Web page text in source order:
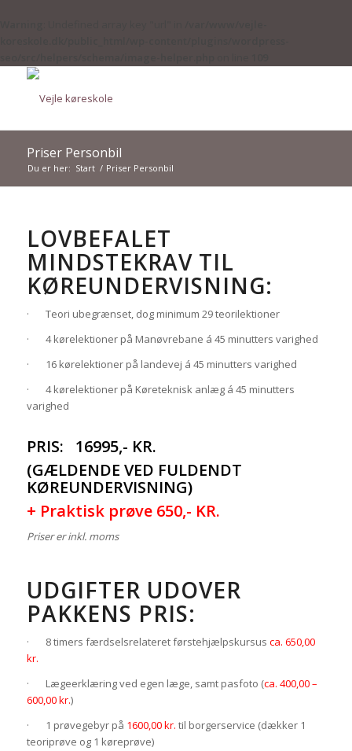
Priser Personbil
Du er her: Start / Priser Personbil
LOVBEFALET
MINDSTEKRAV TIL
KØREUNDERVISNING:
· Teori ubegrænset, dog minimum 29 teorilektioner
· 4 kørelektioner på Manøvrebane á 45 minutters varighed
· 16 kørelektioner på landevej á 45 minutters varighed
· 4 kørelektioner på Køreteknisk anlæg á 45 minutters
varighed
PRIS: 16995,- KR.
(GÆLDENDE VED FULDENDT
KØREUNDERVISNING)
+ Praktisk prøve 650,- KR.
Priser er inkl. moms
UDGIFTER UDOVER
PAKKENS PRIS:
· 8 timers færdselsrelateret førstehjælpskursus ca. 650,00
kr.
· Lægeerklæring ved egen læge, samt pasfoto (ca. 400,00 –
600,00 kr.)
· 1 prøvegebyr på 1600,00 kr. til borgerservice (dækker 1
teoriprøve og 1 køreprøve)